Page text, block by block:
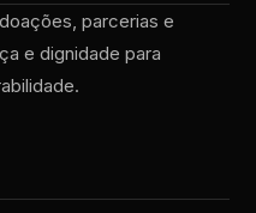
parcerias e
e dignidade para